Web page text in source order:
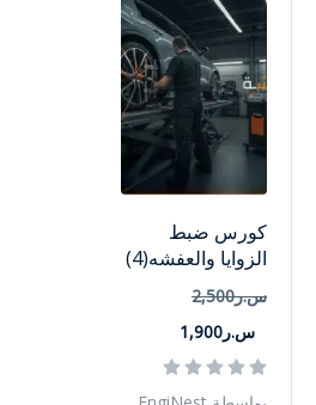
كورس ضبط
الزوايا والعفشه(4)
س.ر2,500
س.ر1,900